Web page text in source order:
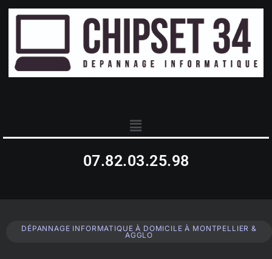
07.82.03.25.98
DÉPANNAGE INFORMATIQUE À DOMICILE À MONTPELLIER &
AGGLO